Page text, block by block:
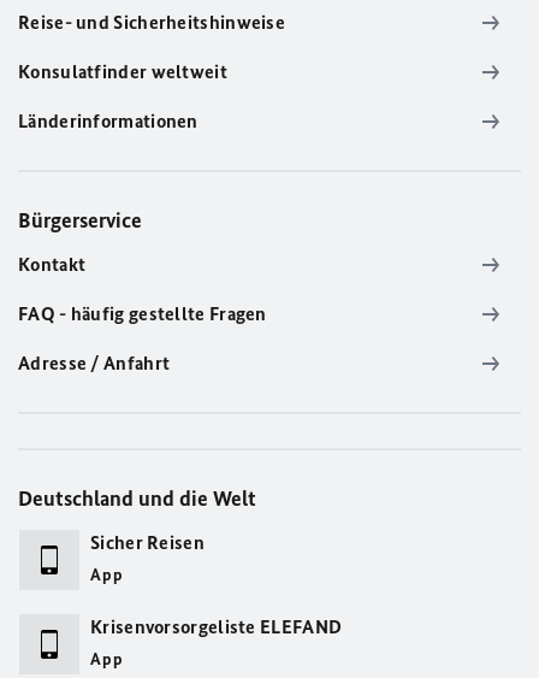
Reise- und Sicherheitshinweise
Konsulatfinder weltweit
Länderinformationen
Bürgerservice
Kontakt
FAQ - häufig gestellte Fragen
Adresse / Anfahrt
Deutschland und die Welt
Sicher Reisen
App
Krisenvorsorgeliste ELEFAND
App